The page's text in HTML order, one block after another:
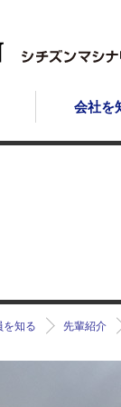
会社を
を知る 先輩紹介